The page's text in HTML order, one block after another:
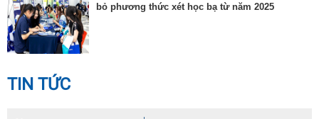
bỏ phương thức xét học bạ từ năm 2025
TIN TỨC